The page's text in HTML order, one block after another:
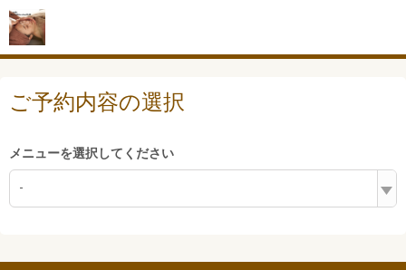
ご予約内容の選択
メニューを選択してください
-